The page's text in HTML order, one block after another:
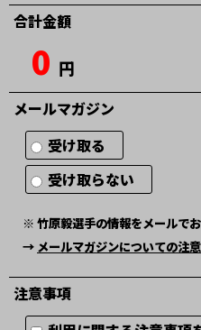
合計金額
0 円
メールマガジン
受け取る
受け取らない
※ 竹原毅選手の情報をメールで
→ メールマガジンについての注
注意事項